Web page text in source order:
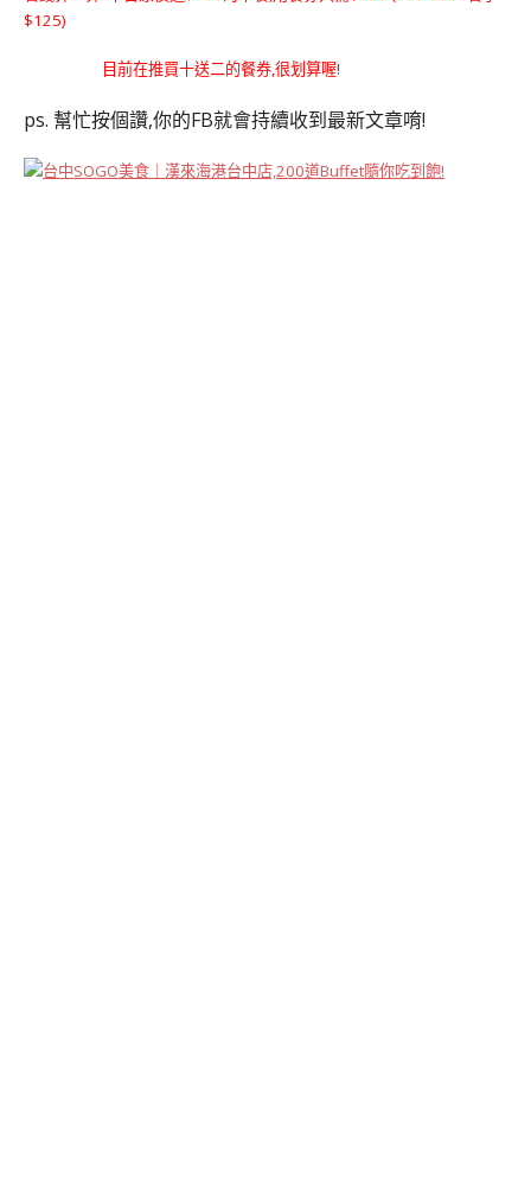
$125)
目前在推買十送二的餐券,很划算喔!
ps. 幫忙按個讚,你的FB就會持續收到最新文章唷!